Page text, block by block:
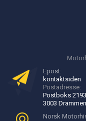
Epost:
kontaktsiden
Postadresse:
Postboks 2193
3003 Drammen
Norsk